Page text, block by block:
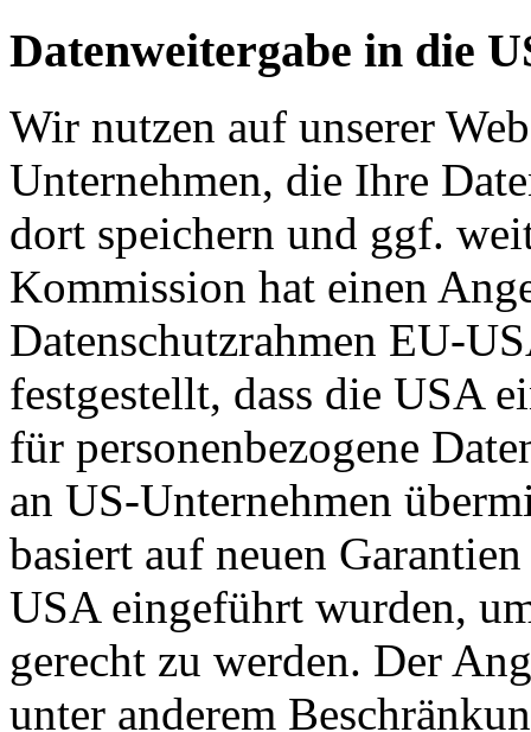
Datenweitergabe in die
Wir nutzen auf unserer
Unternehmen, die Ihre
dort speichern und ggf.
Kommission hat einen
Datenschutzrahmen EU-
festgestellt, dass die USA
für personenbezogene
an US-Unternehmen
basiert auf neuen
USA eingeführt wurden,
gerecht zu werden. Der
unter anderem